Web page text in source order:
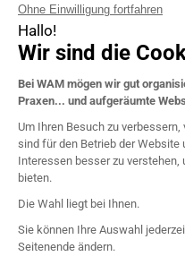
Marke
Artikel-Nr.
Wartung
Medizinisches Gerät